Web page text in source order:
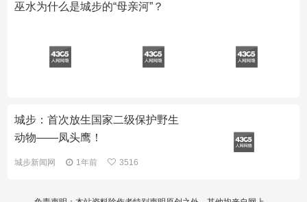
巫水为什么是城步的“母亲河”？
城步：首次放生国家二级保护野生
动物——凤头鹰！
城步新闻网 1年前 3516